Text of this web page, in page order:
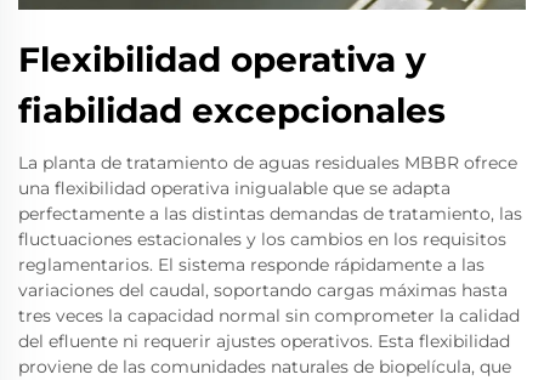
Flexibilidad operativa y
fiabilidad excepcionales
La planta de tratamiento de aguas residuales MBBR ofrece
una flexibilidad operativa inigualable que se adapta
perfectamente a las distintas demandas de tratamiento, las
fluctuaciones estacionales y los cambios en los requisitos
reglamentarios. El sistema responde rápidamente a las
variaciones del caudal, soportando cargas máximas hasta
tres veces la capacidad normal sin comprometer la calidad
del efluente ni requerir ajustes operativos. Esta flexibilidad
proviene de las comunidades naturales de biopelícula, que